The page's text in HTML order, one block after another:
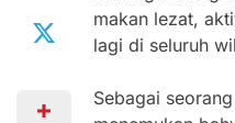
makan lezat,
lagi di seluruh
Sebagai